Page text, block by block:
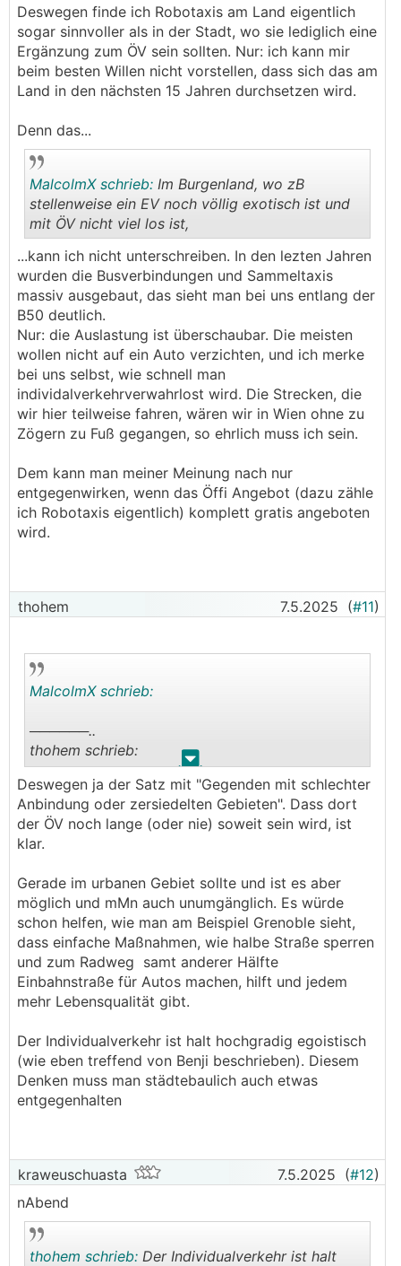
dominieren muss neben Radfahren/Zufußgehen
ist eh klar.
Deswegen finde ich Robotaxis am Land eigentlich
sogar sinnvoller als in der Stadt, wo sie lediglich eine
Ergänzung zum ÖV sein sollten. Nur: ich kann mir
beim besten Willen nicht vorstellen, dass sich das am
Land in den nächsten 15 Jahren durchsetzen wird.
Denn das...
..
MalcolmX schrieb: Im Burgenland, wo zB
stellenweise ein EV noch völlig exotisch ist und
mit ÖV nicht viel los ist,
...kann ich nicht unterschreiben. In den lezten Jahren
wurden die Busverbindungen und Sammeltaxis
massiv ausgebaut, das sieht man bei uns entlang der
B50 deutlich.
Nur: die Auslastung ist überschaubar. Die meisten
wollen nicht auf ein Auto verzichten, und ich merke
bei uns selbst, wie schnell man
individalverkehrverwahrlost wird. Die Strecken, die
wir hier teilweise fahren, wären wir in Wien ohne zu
Zögern zu Fuß gegangen, so ehrlich muss ich sein.
Dem kann man meiner Meinung nach nur
entgegenwirken, wenn das Öffi Angebot (dazu zähle
ich Robotaxis eigentlich) komplett gratis angeboten
wird.
thohem 7.5.2025 (#11)
. .
MalcolmX schrieb:
──────..
thohem schrieb:
Ich glaub schon, dass in den nächsten Jahren
und Jahrzehnten dasBEVin allen möglichen
Formen (autonom oder manuell) wichtig sein
wird und nicht so schnell verschwinden wird,
oder zersiedelten Gebieten.
Nur hoffe ich das nicht.
Der Mensch muss endlich aufhören, Städte für
Autos zu bauen. Städte sind eigentlich
prädestiniert als Autofreie Zonen. In einer idealen
soliden und pünktlichen Netz aus Bus und Bahn
abgelöst. Nur wird das leider dauern und ich
werd's nicht mehr erleben. Wär (für mich halt)
der logische Schritt, weg vom egoistischen
───────────────
Aber was will ich einen ÖV in einem Dorf mit
1000 EW finanzieren wo jeder woanders hin
muss?
Deswegen ja der Satz mit "Gegenden mit schlechter
Anbindung oder zersiedelten Gebieten". Dass dort
der ÖV noch lange (oder nie) soweit sein wird, ist
klar.
Gerade im urbanen Gebiet sollte und ist es aber
möglich und mMn auch unumgänglich. Es würde
schon helfen, wie man am Beispiel Grenoble sieht,
dass einfache Maßnahmen, wie halbe Straße sperren
und zum Radweg samt anderer Hälfte
Einbahnstraße für Autos machen, hilft und jedem
mehr Lebensqualität gibt.
Der Individualverkehr ist halt hochgradig egoistisch
(wie eben treffend von Benji beschrieben). Diesem
Denken muss man städtebaulich auch etwas
entgegenhalten
kraweuschuasta 7.5.2025 (#12)
nAbend
thohem schrieb: Der Individualverkehr ist halt